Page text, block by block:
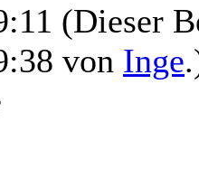
(Dieser
von Inge